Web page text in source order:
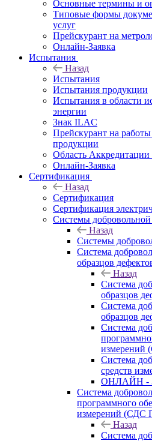
Основные термины и
Типовые формы
услуг
Прейскурант на
Онлайн-Заявка
Испытания
Назад
Испытания
Испытания продукции
Испытания в области
энергии
Знак ILAC
Прейскурант на
продукции
Область
Онлайн-Заявка
Сертификация
Назад
Сертификация
Сертификация
Системы
Назад
Системы
Система
образцов
Назад
Система
образцов
Система
образцов
Система
Система
средств
ОНЛАЙН -
Система
программного
измерений
Назад
Система